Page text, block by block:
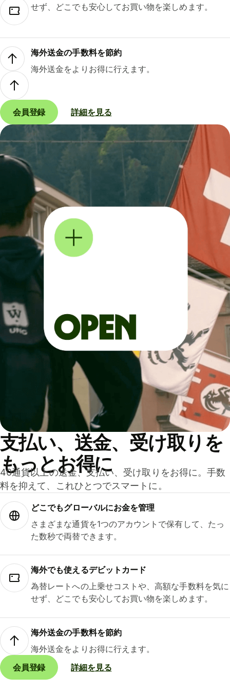
せず、どこでも安心してお買い物を楽しめます。
海外送金の手数料を節約
海外送金をよりお得に行えます。
会員登録 詳細を見る
支払い、送金、受け取りを
もっとお得に
40通貨以上の送金、支払い、受け取りをお得に。手数
料を抑えて、これひとつでスマートに。
どこでもグ⁠ロ⁠ー⁠バ⁠ルにお金を管理
さまざまな通貨を1つのアカウントで保有して、たっ
た数秒で両替できます。
海外でも使えるデビットカード
為替レートへの上乗せコストや、高額な手数料を気に
せず、どこでも安心してお買い物を楽しめます。
海外送金の手数料を節約
海外送金をよりお得に行えます。
会員登録
詳細を見る